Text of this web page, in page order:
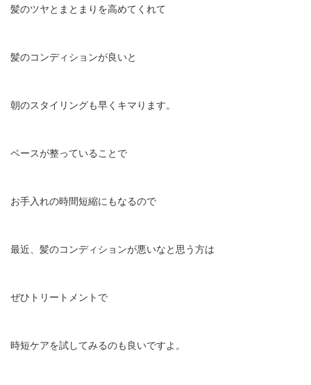
髪のツヤとまとまりを高めてくれて
髪のコンディションが良いと
朝のスタイリングも早くキマります。
ベースが整っていることで
お手入れの時間短縮にもなるので
最近、髪のコンディションが悪いなと思う方は
ぜひトリートメントで
時短ケアを試してみるのも良いですよ。